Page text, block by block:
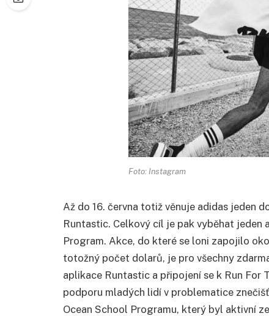
Foto: Instagram
Až do 16. června totiž věnuje adidas jeden
Runtastic. Celkový cíl je pak vyběhat jeden
Program. Akce, do které se loni zapojilo
totožný počet dolarů, je pro všechny
aplikace Runtastic a připojení se k Run For
podporu mladých lidí v problematice
Ocean School Programu, který byl aktivní